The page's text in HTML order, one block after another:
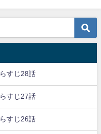
すじ28話
すじ27話
すじ26話